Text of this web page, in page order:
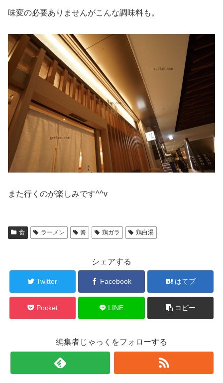
味変の必要ありませんがこんな調味料も。
また行くのが楽しみです^^v
食 ラーメン 篝 鶏ガラ 鶏白湯
シェアする
Twitter Facebook はてブ
Pocket LINE コピー
編集者じゃっくをフォローする